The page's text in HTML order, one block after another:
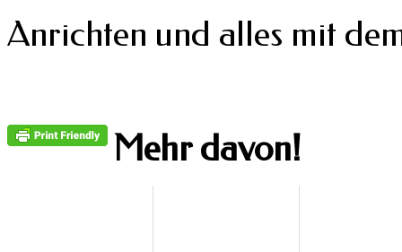
Anrichten und alles mit
Mehr davon!